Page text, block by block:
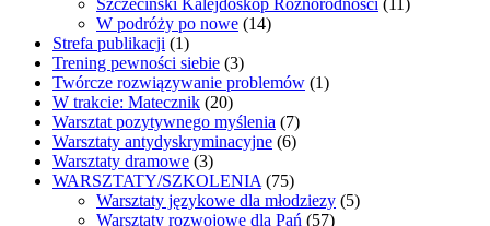
Szczeciński Kalejdoskop Różnorodności (11)
W podróży po nowe (14)
Strefa publikacji (1)
Trening pewności siebie (3)
Twórcze rozwiązywanie problemów (1)
W trakcie: Matecznik (20)
Warsztat pozytywnego myślenia (7)
Warsztaty antydyskryminacyjne (6)
Warsztaty dramowe (3)
WARSZTATY/SZKOLENIA (75)
Warsztaty językowe dla młodziezy (5)
Warsztaty rozwojowe dla Pań (57)